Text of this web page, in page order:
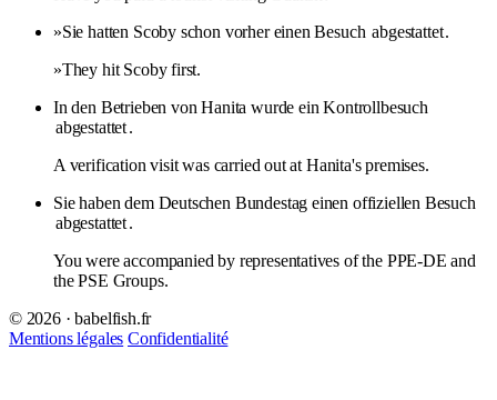
»Sie hatten Scoby schon vorher einen Besuch abgestattet.
»They hit Scoby first.
In den Betrieben von Hanita wurde ein Kontrollbesuch
abgestattet.
A verification visit was carried out at Hanita's premises.
Sie haben dem Deutschen Bundestag einen offiziellen Besuch
abgestattet.
You were accompanied by representatives of the PPE-DE and
the PSE Groups.
© 2026 · babelfish.fr
Mentions légales Confidentialité